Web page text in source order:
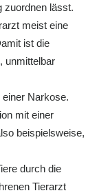
sinnvoll?
der
zuordnen lässt.
meist eine
ist die
unmittelbar
Narkose.
mit einer
beispielsweise,
durch die
Tierarzt